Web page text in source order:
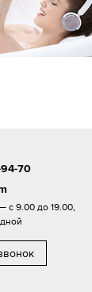
94-70
с 9.00 до 19.00,